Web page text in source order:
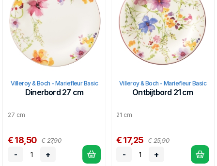
Villeroy & Boch - Mariefleur Basic
Dinerbord 27 cm
27 cm
€ 18,50 € 27,90
- +
Villeroy & Boch - Mariefleur Basic
Ontbijtbord 21 cm
21 cm
€ 17,25 € 25,90
- +